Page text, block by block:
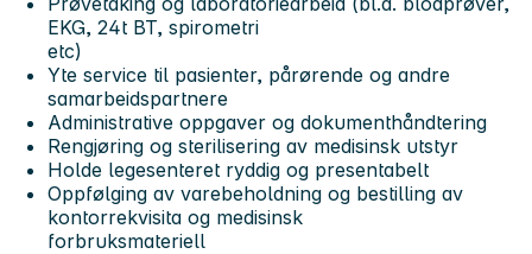
EKG, 24t BT, spirometri
etc)
Yte service til pasienter, pårørende og andre
samarbeidspartnere
Administrative oppgaver og dokumenthåndtering
Rengjøring og sterilisering av medisinsk utstyr
Holde legesenteret ryddig og presentabelt
Oppfølging av varebeholdning og bestilling av
kontorrekvisita og medisinsk
forbruksmateriell